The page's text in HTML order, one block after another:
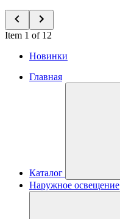
Item 1 of 12
Новинки
Главная
Каталог
Наружное освещение